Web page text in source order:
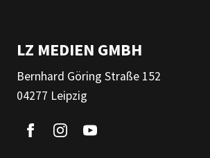
LZ MEDIEN GMBH
Bernhard Göring Straße 152
04277 Leipzig